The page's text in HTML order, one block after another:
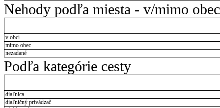
Nehody podľa miesta - v/mimo obec
v obci
mimo obec
nezadané
Podľa kategórie cesty
diaľnica
diaľničný privádzač